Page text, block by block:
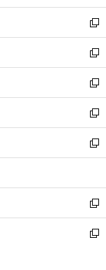
開
く
ウ
で
開
く
ン
ド
ウ
で
開
く
ウ
ィ
ン
ド
ウ
で
開
く
新
し
い
ウ
ィ
ン
ド
ウ
で
開
新
し
い
ウ
ィ
ン
ド
ウ
開
く
新
し
い
ウ
ィ
ン
ウ
で
開
く
新
し
い
ウ
ン
ド
ウ
で
新
し
ウ
ィ
ン
ド
新
し
い
新